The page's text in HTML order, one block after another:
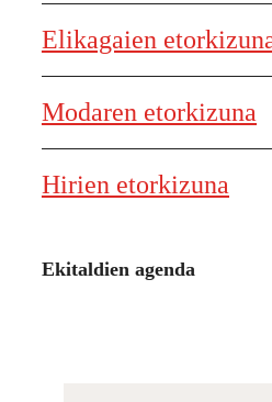
Elikagaien
Modaren etorkizuna
Hirien etorkizuna
Ekitaldien agenda